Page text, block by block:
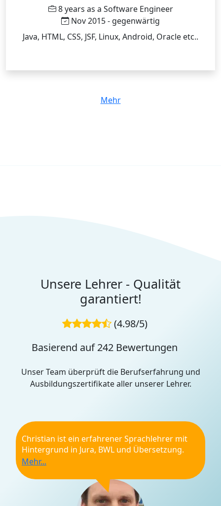
8 years as a Software Engineer
Nov 2015 - gegenwärtig
Java, HTML, CSS, JSF, Linux, Android, Oracle etc..
Mehr
Unsere Lehrer - Qualität
garantiert!
(4.98/5)
Basierend auf 242 Bewertungen
Unser Team überprüft die Berufserfahrung und
Ausbildungszertifikate aller unserer Lehrer.
Christian ist ein erfahrener Sprachlehrer mit
Hintergrund in Jura, BWL und Übersetzung.
Seit 1,5 Jahren unterrichtet er an einer
Sprachschule, zuvor sammelte er Erfahrung im
Englischunterricht und an Berufsschulen. Sein
Unterricht ist praxisnah, empathisch und